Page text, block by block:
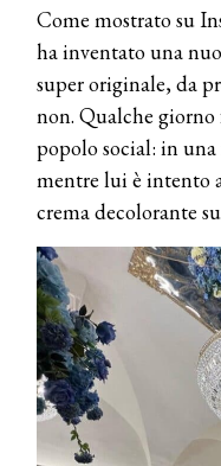
Come mostrato su
ha inventato una
super originale, da
non. Qualche giorno
popolo social: in
mentre lui è intento
crema decolorante